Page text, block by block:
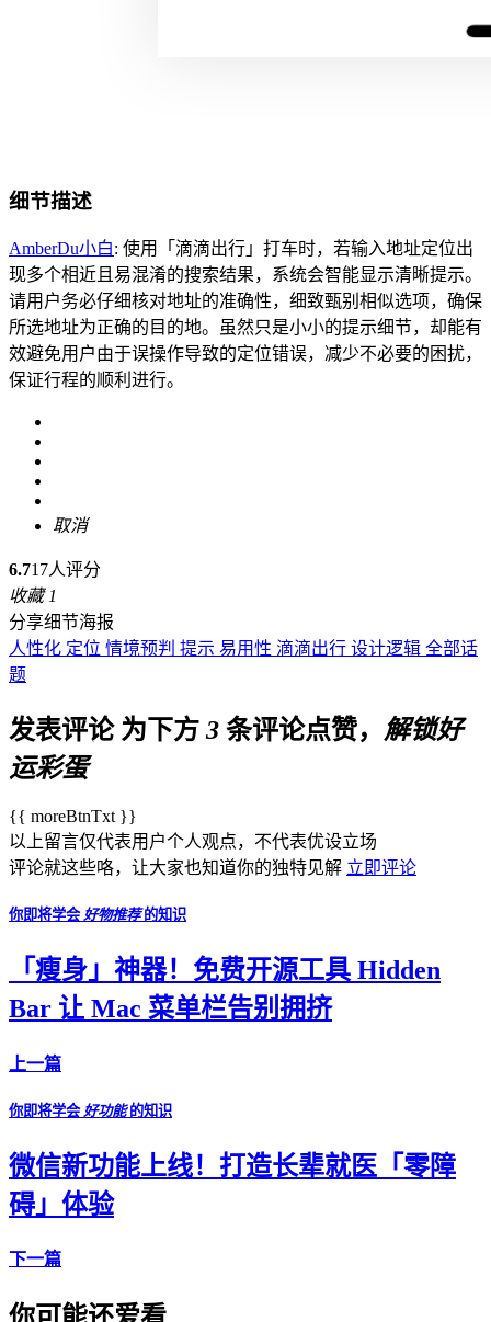
细节描述
AmberDu小白 : 使用「滴滴出行」打车时，若输入地址定位出
现多个相近且易混淆的搜索结果，系统会智能显示清晰提示。
请用户务必仔细核对地址的准确性，细致甄别相似选项，确保
所选地址为正确的目的地。虽然只是小小的提示细节，却能有
效避免用户由于误操作导致的定位错误，减少不必要的困扰，
保证行程的顺利进行。
取消
6.717人评分
收藏 1
分享细节海报
人性化 定位 情境预判 提示 易用性 滴滴出行 设计逻辑 全部话
题
发表评论 为下方 3 条评论点赞， 解锁好
运彩蛋
{{ moreBtnTxt }}
以上留言仅代表用户个人观点，不代表优设立场
评论就这些咯，让大家也知道你的独特见解 立即评论
你即将学会好物推荐的知识
「瘦身」神器！免费开源工具 Hidden
Bar 让 Mac 菜单栏告别拥挤
上一篇
你即将学会 好功能的知识
微信新功能上线！打造长辈就医「零障
碍」体验
下一篇
你可能还爱看